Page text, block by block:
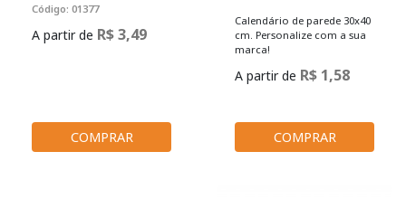
Código: 01377
A partir de R$ 3,49
COMPRAR
Calendário de parede 30x40
cm. Personalize com a sua
marca!
A partir de R$ 1,58
COMPRAR